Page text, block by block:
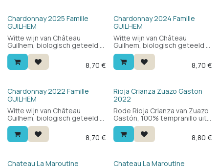
Chardonnay 2025 Famille
GUILHEM
Witte wijn van Château
Guilhem, biologisch geteeld in
de Languedoc. 100%
chardonnay: fris en fruitig,
toegankelijk en veelzijdig.
de prijs.
8,70 €
Chardonnay 2024 Famille
GUILHEM
Witte wijn van Château
Guilhem, biologisch geteeld in
de Languedoc. 100%
chardonnay: fris en fruitig,
toegankelijk en veelzijdig.
de prijs.
8,70 €
Chardonnay 2022 Famille
GUILHEM
Witte wijn van Château
Guilhem, biologisch geteeld in
de Languedoc. 100%
chardonnay: fris en fruitig,
toegankelijk en veelzijdig.
de prijs.
8,70 €
Rioja Crianza Zuazo Gaston
2022
Rode Rioja Crianza van Zuazo
Gastón, 100% tempranillo uit
de Rioja Alavesa. 12 maanden
op Frans en Amerikaans
eikenhout: fruitig en vlot
toegankelijke stijl. Voor elke
8,80 €
Chateau La Maroutine
Chateau La Maroutine